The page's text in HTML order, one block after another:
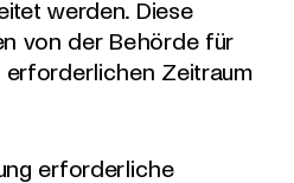
werden. Diese
von der Behörde für
erforderlichen Zeitraum
erforderliche